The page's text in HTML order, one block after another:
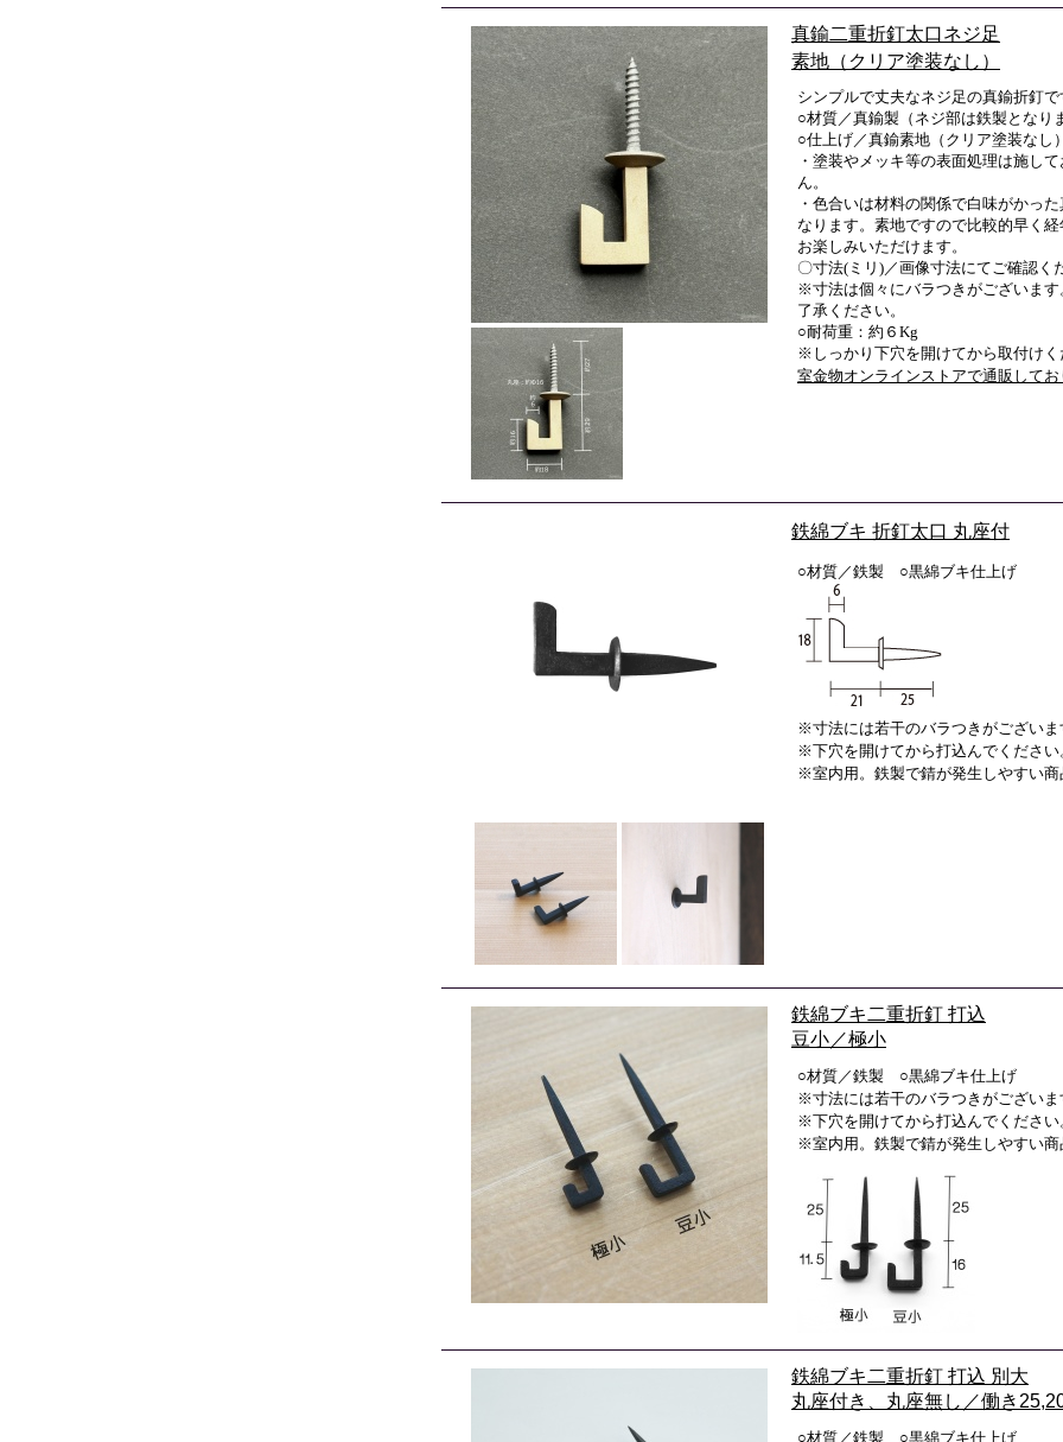
真鍮二重折釘太口ネジ足
素地（クリア塗装なし）
シンプルで丈夫なネジ足の真鍮折釘で
○材質／真鍮製（ネジ部は鉄製となり
○仕上げ／真鍮素地（クリア塗装なし）
・塗装やメッキ等の表面処理は施し
ん。
・色合いは材料の関係で白味がかった
なります。素地ですので比較的早く経
お楽しみいただけます。
〇寸法(ミリ)／画像寸法にてご確認く
※寸法は個々にバラつきがございます
了承ください。
○耐荷重：約６Kg
※しっかり下穴を開けてから取付けく
室金物オンラインストアで通販してお
鉄綿ブキ 折釘太口 丸座付
○材質／鉄製 ○黒綿ブキ仕上げ
※寸法には若干のバラつきがございま
※下穴を開けてから打込んでください
※室内用。鉄製で錆が発生しやすい商
鉄綿ブキ二重折釘 打込
豆小／極小
○材質／鉄製 ○黒綿ブキ仕上げ
※寸法には若干のバラつきがございま
※下穴を開けてから打込んでください
※室内用。鉄製で錆が発生しやすい商
鉄綿ブキ二重折釘 打込 別大
丸座付き、丸座無し／働き
○材質／鉄製 ○黒綿ブキ仕上げ